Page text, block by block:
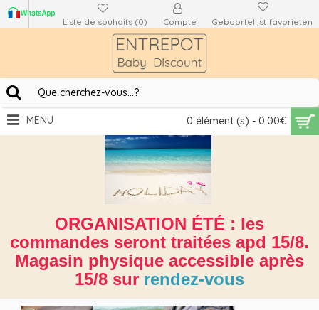
Liste de souhaits (0) Compte Geboortelijst favorieten
0 élément (s) - 0.00€
MENU
ORGANISATION ÉTÉ : les
commandes seront traitées apd 15/8.
Magasin physique accessible après
15/8 sur rendez-vous